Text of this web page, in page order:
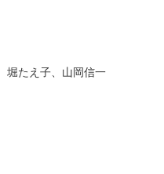
堀たえ子、山岡信一